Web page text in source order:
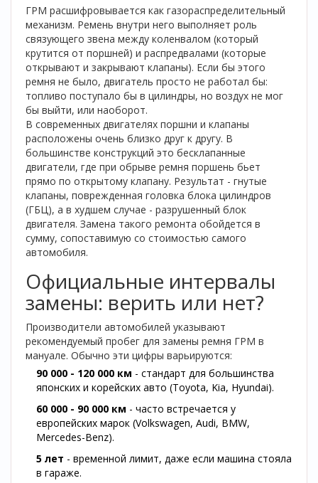
ГРМ расшифровывается как газораспределительный
механизм. Ремень внутри него выполняет роль
связующего звена между коленвалом (который
крутится от поршней) и распредвалами (которые
открывают и закрывают клапаны). Если бы этого
ремня не было, двигатель просто не работал бы:
топливо поступало бы в цилиндры, но воздух не мог
бы выйти, или наоборот.
В современных двигателях поршни и клапаны
расположены очень близко друг к другу. В
большинстве конструкций это бесклапанные
двигатели, где при обрыве ремня поршень бьет
прямо по открытому клапану. Результат - гнутые
клапаны, поврежденная головка блока цилиндров
(ГБЦ), а в худшем случае - разрушенный блок
двигателя. Замена такого ремонта обойдется в
сумму, сопоставимую со стоимостью самого
автомобиля.
Официальные интервалы
замены: верить или нет?
Производители автомобилей указывают
рекомендуемый пробег для замены ремня ГРМ в
мануале. Обычно эти цифры варьируются:
90 000 - 120 000 км - стандарт для большинства
японских и корейских авто (Toyota, Kia, Hyundai).
60 000 - 90 000 км - часто встречается у
европейских марок (Volkswagen, Audi, BMW,
Mercedes-Benz).
5 лет - временной лимит, даже если машина стояла
в гараже.